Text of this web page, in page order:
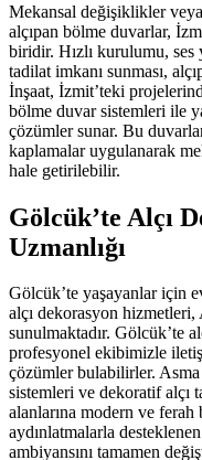
Mekansal değişiklikler
alçıpan bölme duvarlar,
biridir. Hızlı kurulumu, ses
tadilat imkanı sunması,
İnşaat, İzmit’teki
bölme duvar sistemleri ile
çözümler sunar. Bu
kaplamalar uygulanarak
hale getirilebilir.
Gölcük’te Alçı
Uzmanlığı
Gölcük’te yaşayanlar için
alçı dekorasyon
sunulmaktadır. Gölcük’te
profesyonel ekibimizle
çözümler bulabilirler.
sistemleri ve dekoratif alçı
alanlarına modern ve
aydınlatmalarla
ambiyansını tamamen